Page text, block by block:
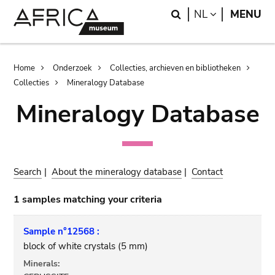
Search
NL LANGUAGE
MENU
Breadcrumb
Home Onderzoek
Collecties, archieven en bibliotheken
Collecties
Mineralogy Database
Mineralogy Database
Search |About the mineralogy database | Contact
1 samples matching your criteria
Sample n°12568 :
block of white crystals (5 mm)
Minerals: